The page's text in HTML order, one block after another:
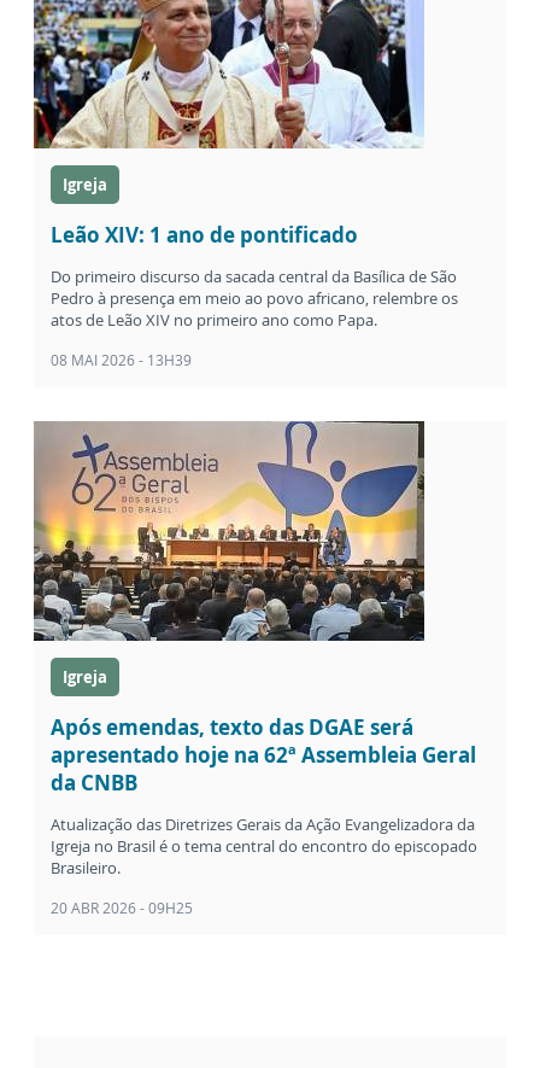
Igreja
Leão XIV: 1 ano de pontificado
Do primeiro discurso da sacada central da Basílica de São
Pedro à presença em meio ao povo africano, relembre os
atos de Leão XIV no primeiro ano como Papa.
08 MAI 2026 - 13H39
Igreja
Após emendas, texto das DGAE será
apresentado hoje na 62ª Assembleia Geral
da CNBB
Atualização das Diretrizes Gerais da Ação Evangelizadora da
Igreja no Brasil é o tema central do encontro do episcopado
Brasileiro.
20 ABR 2026 - 09H25